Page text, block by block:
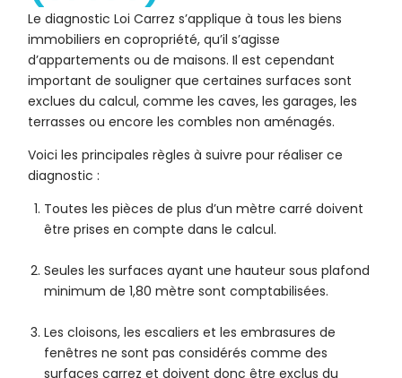
Le diagnostic Loi Carrez s’applique à tous les biens
immobiliers en copropriété, qu’il s’agisse
d’appartements ou de maisons. Il est cependant
important de souligner que certaines surfaces sont
exclues du calcul, comme les caves, les garages, les
terrasses ou encore les combles non aménagés.
Voici les principales règles à suivre pour réaliser ce
diagnostic :
Toutes les pièces de plus d’un mètre carré doivent
être prises en compte dans le calcul.
Seules les surfaces ayant une hauteur sous plafond
minimum de 1,80 mètre sont comptabilisées.
Les cloisons, les escaliers et les embrasures de
fenêtres ne sont pas considérés comme des
surfaces carrez et doivent donc être exclus du